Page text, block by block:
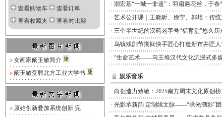
查看购物车
查看订单
查看收藏夹
查看对比架
女画家阚玉敏简介
阚玉敏受聘北方工业大学书
原始创新叠加系统创新 完
· 潮宏基“一城一非遗”：羽扇遇花丝，于
· 艺术公开课｜王晓昕、徐宁、郭培：传
· 三个半世纪的汉药老字号“福育堂”悠久历
· 乌镇戏剧节期间快手匠心打造新市井匠
· “生命艺术——马王堆汉代文化沉浸式多
娱乐音乐
· 向创造力致敬：2025南方周末文化原创
· 光影承新韵 定制续文脉——“承光溯影”